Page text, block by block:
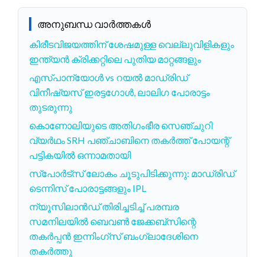
അനുബന്ധ വാർത്തകൾ
കിരീടവിജയത്തിന് ശേഷമുള്ള വെല്ലുവിളികളും
ഇന്ത്യൻ ക്രിക്കറ്റിലെ പുതിയ മാറ്റങ്ങളും
എസ്പാന്യോൾ vs റയൽ മാഡ്രിഡ്
വിനീഷ്യസ് ഇരട്ടഗോൾ, ലാലിഗ പോരാട്ടം
തുടരുന്നു
കൊണോലിയുടെ അതിഗംഭീര സെഞ്ചുറി
വ്യർഥം SRH പഞ്ചാബിനെ തകർത്ത് പോയന്റ്
പട്ടികയിൽ ഒന്നാമതായി
സ്പോർട്സ് ലോകം ചൂടുപിടിക്കുന്നു: മാഡ്രിഡ്
ടെന്നിസ് പോരാട്ടങ്ങളും IPL
ന്യൂസിലാൻഡ് തിരിച്ചടിച്ച് പരമ്പര
സമനിലയിൽ ബെവൺ ജേക്കബ്സിന്റെ
തകർപ്പൻ ഇന്നിംഗ്സ് ബംഗ്ലാദേശിനെ
തകർത്തു